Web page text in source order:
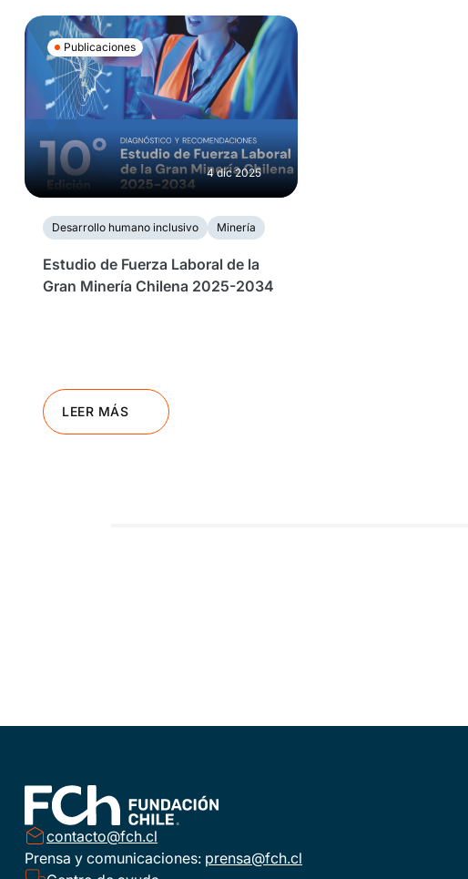
Publicaciones
4 dic 2025
Desarrollo humano inclusivo Minería
Estudio de Fuerza Laboral de la
Gran Minería Chilena 2025-2034
LEER MÁS
contacto@fch.cl
Prensa y comunicaciones: prensa@fch.cl